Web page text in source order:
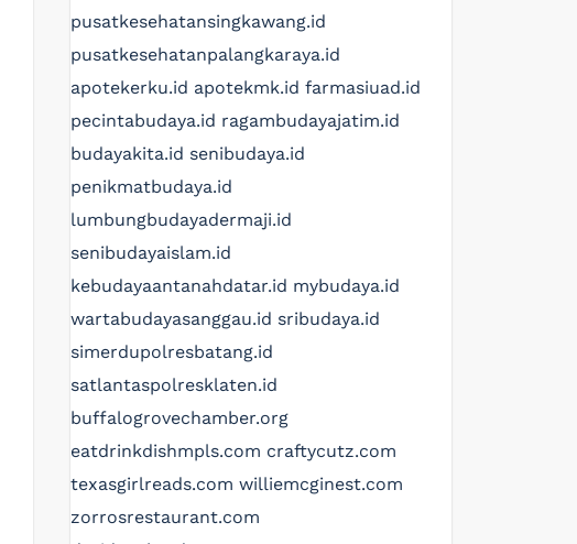
pusatkesehatansingkawang.id
pusatkesehatanpalangkaraya.id
apotekerku.id apotekmk.id farmasiuad.id
pecintabudaya.id ragambudayajatim.id
budayakita.id senibudaya.id
penikmatbudaya.id
lumbungbudayadermaji.id
senibudayaislam.id
kebudayaantanahdatar.id mybudaya.id
wartabudayasanggau.id sribudaya.id
simerdupolresbatang.id
satlantaspolresklaten.id
buffalogrovechamber.org
eatdrinkdishmpls.com craftycutz.com
texasgirlreads.com williemcginest.com
zorrosrestaurant.com